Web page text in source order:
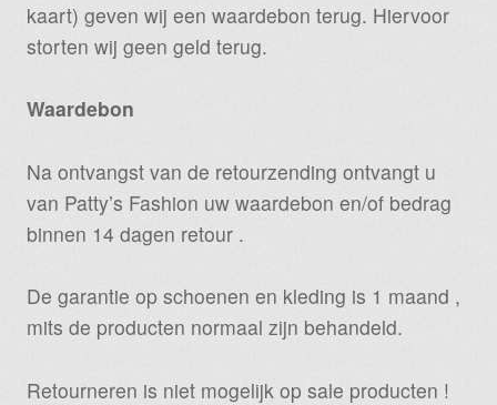
kaart) geven wij een waardebon terug. Hiervoor
storten wij geen geld terug.
Waardebon
Na ontvangst van de retourzending ontvangt u
van Patty’s Fashion uw waardebon en/of bedrag
binnen 14 dagen retour .
De garantie op schoenen en kleding is 1 maand ,
mits de producten normaal zijn behandeld.
Retourneren is niet mogelijk op sale producten !